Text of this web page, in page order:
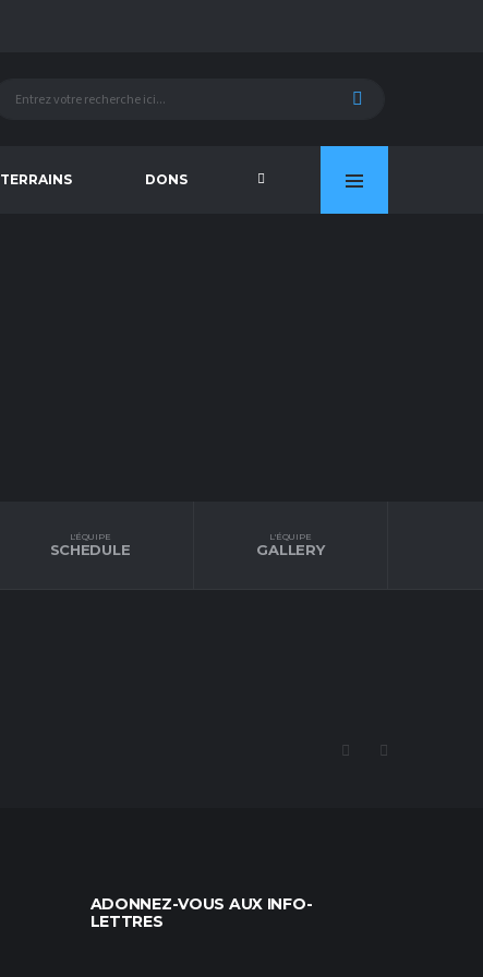
TERRAINS DONS
L'ÉQUIPE
SCHEDULE
L'ÉQUIPE
GALLERY
ADONNEZ-VOUS AUX INFO-
LETTRES